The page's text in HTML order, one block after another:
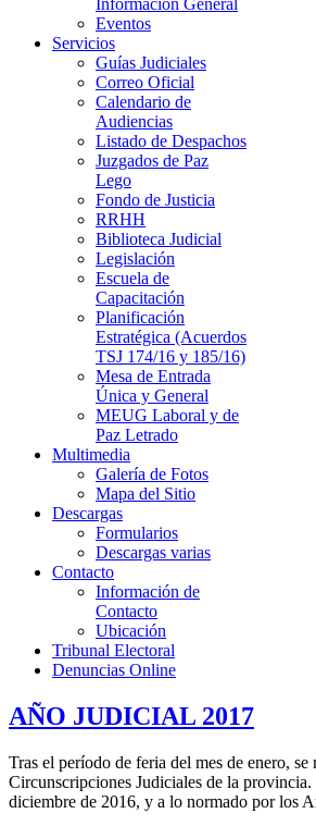
Información General
Eventos
Servicios
Guías Judiciales
Correo Oficial
Calendario de
Audiencias
Listado de Despachos
Juzgados de Paz
Lego
Fondo de Justicia
RRHH
Biblioteca Judicial
Legislación
Escuela de
Capacitación
Planificación
Estratégica (Acuerdos
TSJ 174/16 y 185/16)
Mesa de Entrada
Única y General
MEUG Laboral y de
Paz Letrado
Multimedia
Galería de Fotos
Mapa del Sitio
Descargas
Formularios
Descargas varias
Contacto
Información de
Contacto
Ubicación
Tribunal Electoral
Denuncias Online
AÑO JUDICIAL 2017
Tras el período de feria del mes de enero,
Circunscripciones Judiciales de la
diciembre de 2016, y a lo normado por los